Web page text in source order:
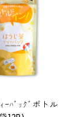
ｰﾊﾞｯｸﾞボトル